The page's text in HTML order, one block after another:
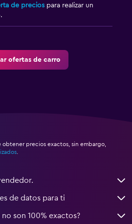
de precios para realizar un
ofertas de carro
obtener precios exactos, sin embargo,
.
de datos para ti
son 100% exactos?